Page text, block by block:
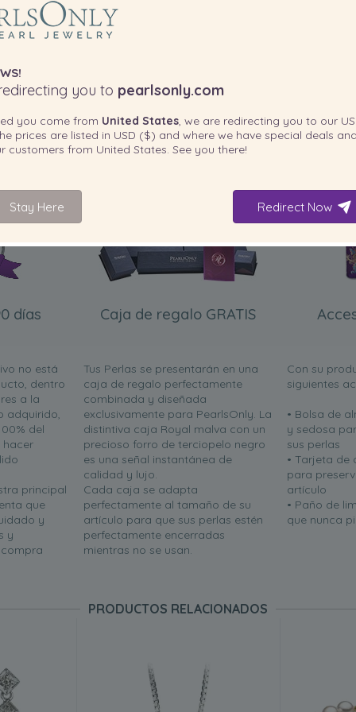
INCLUIDO CON SU PRODUCTO
días
no está
dentro
a la
adquirido,
del
hacer
principal
que
y
y
Caja de regalo GRATIS
Tus Perlas se presentarán en una
caja de regalo perfectamente
combinada y diseñada
exclusivamente para PearlsOnly. La
distintiva caja Royal malva con un
precioso forro de terciopelo negro
es una señal instantánea de
calidad y lujo.
Cada caja se adapta
perfectamente al tamaño de su
artículo para que sus perlas estén
perfectamente encerradas
mientras no se usan.
Con su
siguientes
• Bolsa de
y sedosa
sus perlas
• Tarjeta de
para
artículo
• Paño de
que nunca
PRODUCTOS RELACIONADOS
you to pearlsonly.com
you come from United States, we are redirecting you to our US
prices are listed in USD ($) and where we have special deals
customers from United States. See you there!
Stay Here Redirect Now